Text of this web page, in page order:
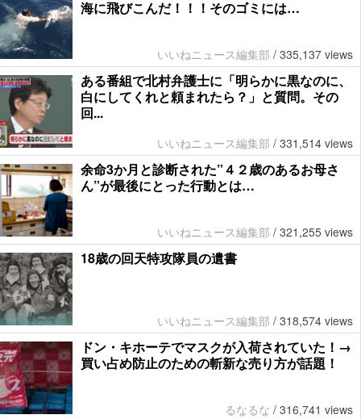
海に飛びこんだ！！！そのゴミには…
いいねニュース編集部 / 335,137 views
ある番組で北村弁護士に「明らかに黒なのに、
白にしてくれと頼まれたら？」と質問。その
回...
いいねニュース編集部 / 331,514 views
余命3か月と診断された”４２歳のあるお母さ
ん”が最後にとった行動とは…
いいねニュース編集部 / 321,255 views
18歳の回天特攻隊員の遺書
いいねニュース編集部 / 318,574 views
ドン・キホーテでマスクが入荷されていた！→
買い占め防止のための斬新な売り方が話題！
るなるな / 316,741 views